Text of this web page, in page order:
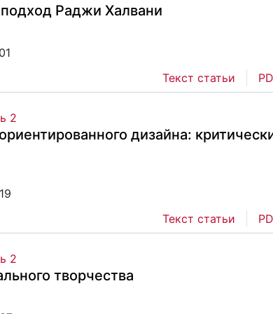
Раджи Халвани
Текст статьи
2
дизайна:
Текст статьи
2
творчества